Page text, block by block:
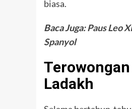
biasa.
Baca Juga:Paus Leo
Spanyol
Ladakh